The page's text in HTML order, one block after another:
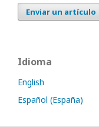
Enviar un artículo
Idioma
English
Español (España)